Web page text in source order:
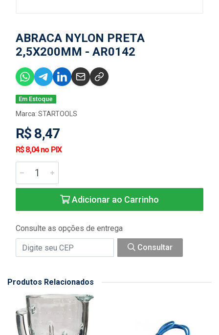
ABRACA NYLON PRETA
2,5X200MM - AR0142
Em Estoque
Marca: STARTOOLS
R$ 8,47
R$ 8,04 no PIX
Adicionar ao Carrinho
Consulte as opções de entrega
Consultar
Produtos Relacionados